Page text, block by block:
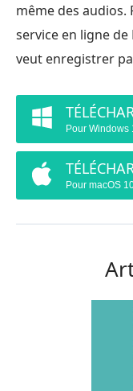
même des audios.
service en ligne de
veut enregistrer
Pour Windows
Pour macOS